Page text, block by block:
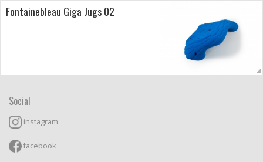
Fontainebleau Giga Jugs 02
Social
instagram
facebook